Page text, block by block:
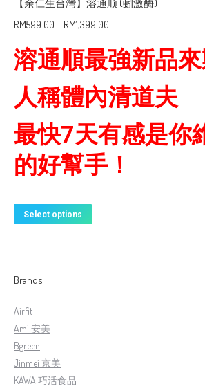
【余仁生台灣】溶通顺 (蚓激酶)
RM599.00 – RM1,399.00
溶通順最強新品
人稱體內清道夫
最快7天有感是你
的好幫手！
Select options
Brands
Airfit
Ami 安美
Bgreen
Jinmei 京美
KAWA 巧活食品